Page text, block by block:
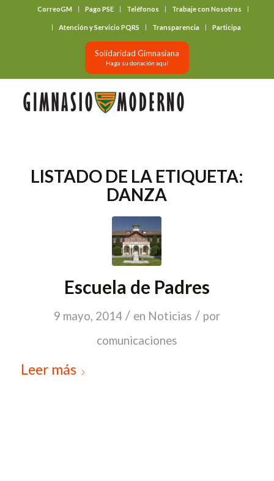
CorreoGM Pago PSE Teléfonos Trabaje con Nosotros
Atención y Servicio PQRS Transparencia Participa
Solidaridad Gimnasiana
Haga su donación aquí
LISTADO DE LA ETIQUETA:
DANZA
Escuela de Padres
9 mayo, 2014 / en Noticias / por
comunicaciones
Leer más